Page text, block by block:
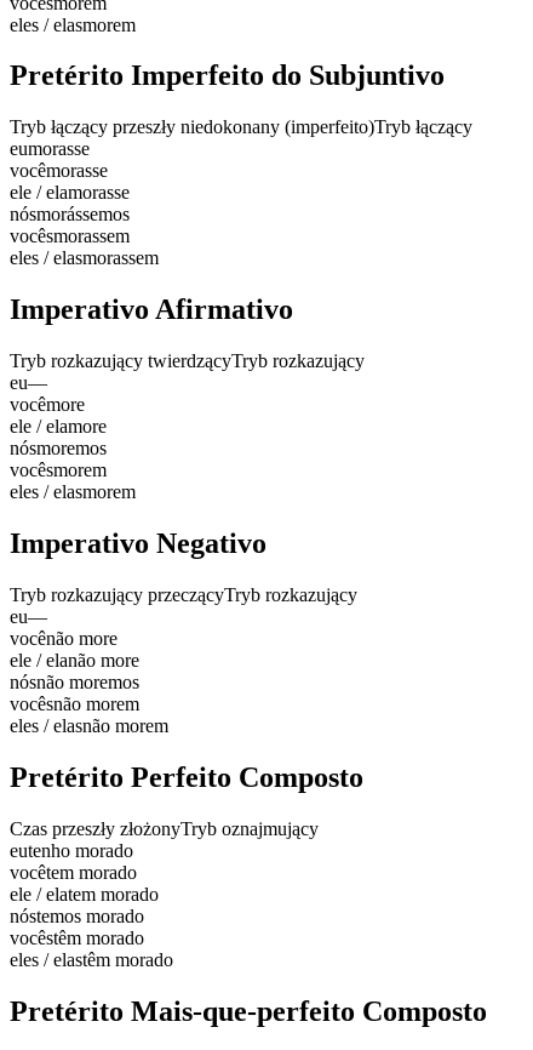
eles / elasmorem
Pretérito Imperfeito do Subjuntivo
Tryb łączący przeszły niedokonany (imperfeito)Tryb łączący
eumorasse
vocêmorasse
ele / elamorasse
nósmorássemos
vocêsmorassem
eles / elasmorassem
Imperativo Afirmativo
Tryb rozkazujący twierdzącyTryb rozkazujący
eu—
vocêmore
ele / elamore
nósmoremos
vocêsmorem
eles / elasmorem
Imperativo Negativo
Tryb rozkazujący przeczącyTryb rozkazujący
eu—
vocênão more
ele / elanão more
nósnão moremos
vocêsnão morem
eles / elasnão morem
Pretérito Perfeito Composto
Czas przeszły złożonyTryb oznajmujący
eutenho morado
vocêtem morado
ele / elatem morado
nóstemos morado
vocêstêm morado
eles / elastêm morado
Pretérito Mais-que-perfeito Composto